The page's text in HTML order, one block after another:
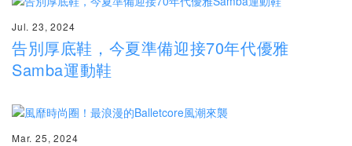
Jul. 23, 2024
告別厚底鞋，今夏準備迎接70年代優雅
Samba運動鞋
Mar. 25, 2024